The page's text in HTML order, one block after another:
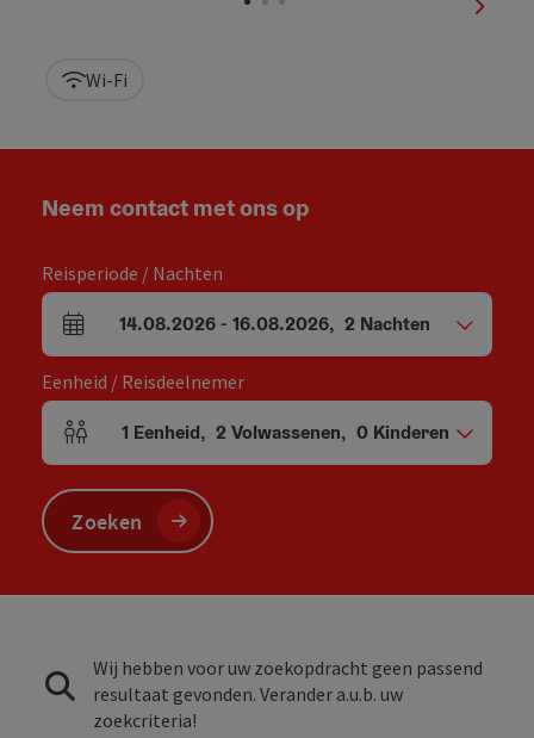
Wi-Fi
Neem contact met ons op
Reisperiode / Nachten
Velden voor aankomst en vertrek
14.08.2026- 16.08.2026, 2 Nachten
Eenheid / Reisdeelnemer
Aantal eenheden en persoonsvelden
1 Eenheid, 2 Volwassenen, 0 Kinderen
Zoeken
Wij hebben voor uw zoekopdracht geen passend
resultaat gevonden. Verander a.u.b. uw
zoekcriteria!